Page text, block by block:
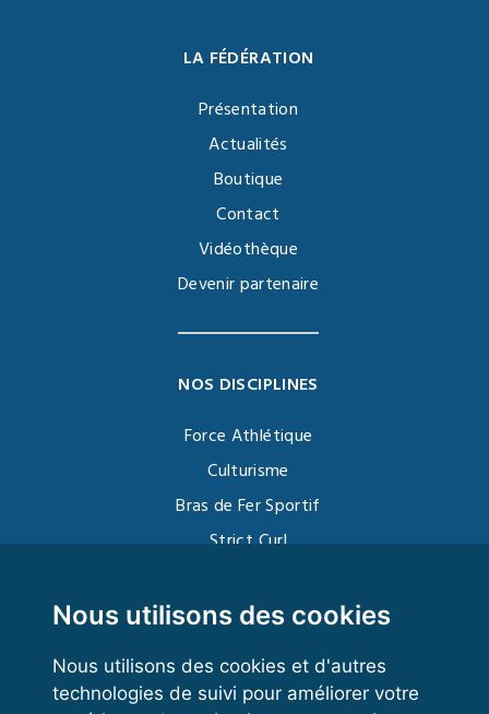
Nous utilisons des cookies
Nous utilisons des cookies et d'autres
technologies de suivi pour améliorer votre
LA FÉDÉRATION
Présentation
Actualités
Boutique
Contact
Vidéothèque
Devenir partenaire
NOS DISCIPLINES
Force Athlétique
Culturisme
Bras de Fer Sportif
Strict Curl
Kettlebell